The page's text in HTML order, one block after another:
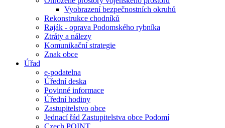
Vyobrazení bezpečnostních okruhů
Rekonstrukce chodníků
Raják - oprava Podomského rybníka
Ztráty a nálezy
Komunikační strategie
Znak obce
Úřad
e-podatelna
Úřední deska
Povinné informace
Úřední hodiny
Zastupitelstvo obce
Jednací řád Zastupitelstva obce Podomí
Czech POINT